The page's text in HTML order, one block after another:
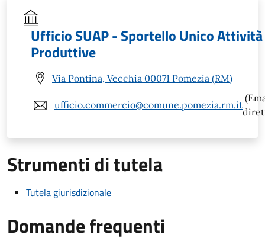
Ufficio SUAP - Sportello Unico Attività
Produttive
Via Pontina, Vecchia 00071 Pomezia (RM)
ufficio.commercio@comune.pomezia.rm.it
Strumenti di tutela
Tutela giurisdizionale
Domande frequenti